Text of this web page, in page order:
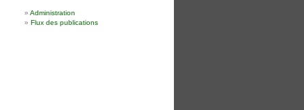
Administration
Flux des publications